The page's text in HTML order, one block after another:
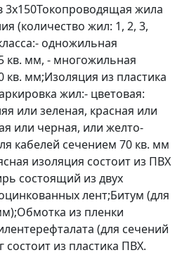
жила
(количество жил: 1, 2, 3,
одножильная
кв. мм, - многожильная
кв. мм;Изоляция из пластика
жил:- цветовая:
или зеленая, красная или
или черная, или желто-
кабелей сечением 70 кв. мм
изоляция состоит из ПВХ
состоящий из двух
лент;Битум (для
из пленки
(для сечений
из пластика ПВХ.